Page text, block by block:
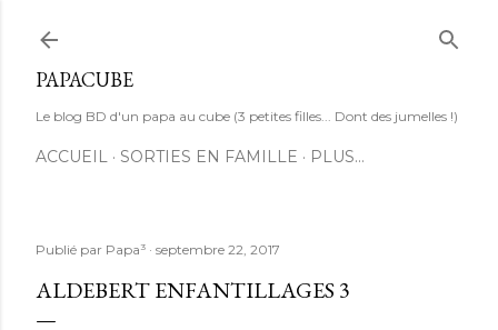
PAPACUBE
Le blog BD d'un papa au cube (3 petites filles... Dont des jumelles !)
ACCUEIL SORTIES EN FAMILLE PLUS…
Publié par Papa³ septembre 22, 2017
ALDEBERT ENFANTILLAGES 3